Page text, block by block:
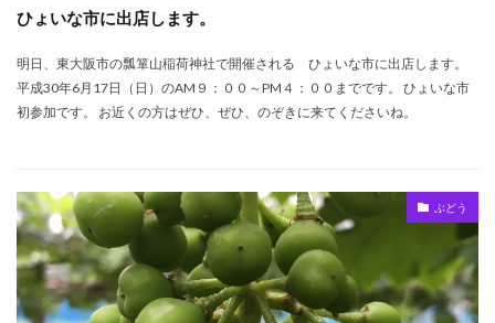
ひょいな市に出店します。
明日、東大阪市の瓢箪山稲荷神社で開催される ひょいな市に出店します。
平成30年6月17日（日）のAM９：００～PM４：００までです。 ひょいな市
初参加です。 お近くの方はぜひ、ぜひ、のぞきに来てくださいね。
ぶどう